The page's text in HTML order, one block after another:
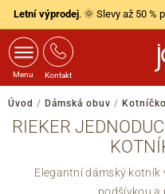
Letní výprodej. 🌞 Slevy až 50 %
Menu Kontakt
Úvod / Dámská obuv /
RIEKER
Elegantní dámský kotník